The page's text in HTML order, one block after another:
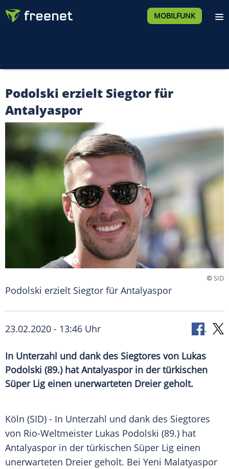
MOBILFUNK
Podolski erzielt Siegtor für
Antalyaspor
©SID
Podolski erzielt Siegtor für Antalyaspor
23.02.2020 - 13:46 Uhr
In Unterzahl und dank des Siegtores von Lukas
Podolski (89.) hat Antalyaspor in der türkischen
Süper Lig einen unerwarteten Dreier geholt.
Köln (SID) - In Unterzahl und dank des Siegtores
von Rio-Weltmeister Lukas Podolski (89.) hat
Antalyaspor in der türkischen Süper Lig einen
unerwarteten Dreier geholt. Bei Yeni Malatyaspor